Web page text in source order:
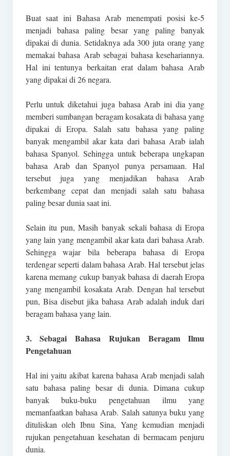
Buat saat ini Bahasa Arab menempati posisi ke-5
menjadi bahasa paling besar yang paling banyak
dipakai di dunia. Setidaknya ada 300 juta orang yang
memakai bahasa Arab sebagai bahasa kesehariannya.
Hal ini tentunya berkaitan erat dalam bahasa Arab
yang dipakai di 26 negara.
Perlu untuk diketahui juga bahasa Arab ini dia yang
memberi sumbangan beragam kosakata di bahasa yang
dipakai di Eropa. Salah satu bahasa yang paling
banyak mengambil akar kata dari bahasa Arab ialah
bahasa Spanyol. Sehingga untuk beberapa ungkapan
bahasa Arab dan Spanyol punya persamaan. Hal
tersebut juga yang menjadikan bahasa Arab
berkembang cepat dan menjadi salah satu bahasa
paling besar dunia saat ini.
Selain itu pun, Masih banyak sekali bahasa di Eropa
yang lain yang mengambil akar kata dari bahasa Arab.
Sehingga wajar bila beberapa bahasa di Eropa
terdengar seperti dalam bahasa Arab. Hal tersebut jelas
karena memang cukup banyak bahasa di daerah Eropa
yang mengambil kosakata Arab. Dengan hal tersebut
pun, Bisa disebut jika bahasa Arab adalah induk dari
beragam bahasa yang lain.
3. Sebagai Bahasa Rujukan Beragam Ilmu
Pengetahuan
Hal ini yaitu akibat karena bahasa Arab menjadi salah
satu bahasa paling besar di dunia. Dimana cukup
banyak buku-buku pengetahuan ilmu yang
memanfaatkan bahasa Arab. Salah satunya buku yang
dituliskan oleh Ibnu Sina, Yang kemudian menjadi
rujukan pengetahuan kesehatan di bermacam penjuru
dunia.